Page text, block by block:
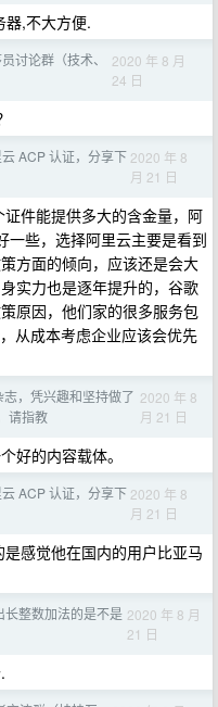
器,不大方便.
讨论群（技术、
2020 年 8 月
24 日
ACP 认证，分享下 2020 年 8
月 21 日
件能提供多大的含金量，阿
一些，选择阿里云主要是看到
方面的倾向，应该还是会大
实力也是逐年提升的，谷歌
原因，他们家的很多服务包
从成本考虑企业应该会优先
志，凭兴趣和坚持做了
请指教
2020 年 8
月 21 日
好的内容载体。
ACP 认证，分享下 2020 年 8
月 21 日
感觉他在国内的用户比亚马
长整数加法的是不是 2020 年 8 月
21 日